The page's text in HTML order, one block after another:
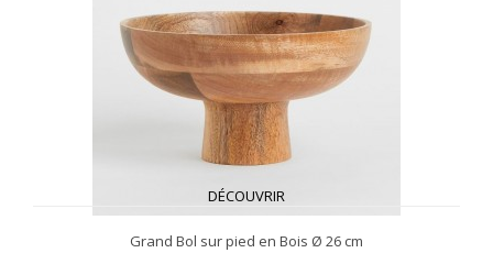
DÉCOUVRIR
Grand Bol sur pied en Bois Ø 26 cm